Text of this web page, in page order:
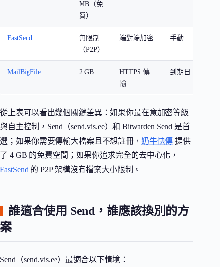
MB（免
費）
FastSend
無限制
（P2P）
端對端加密 手動
MailBigFile 2 GB
HTTPS 傳
輸
到期日
從上表可以看出幾個關鍵差異：如果你最在意加密等級
與自主控制，Send（send.vis.ee）和 Bitwarden Send 是首
選；如果你需要傳輸大檔案且不想註冊， 奶牛快傳 提供
了 4 GB 的免費空間；如果你追求完全的去中心化，
FastSend 的 P2P 架構沒有檔案大小限制。
誰適合使用 Send，誰應該換別的方
案
Send（send.vis.ee）最適合以下情境：